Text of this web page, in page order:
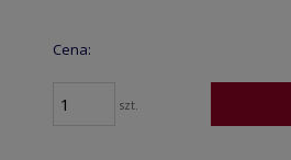
Cena:
szt.